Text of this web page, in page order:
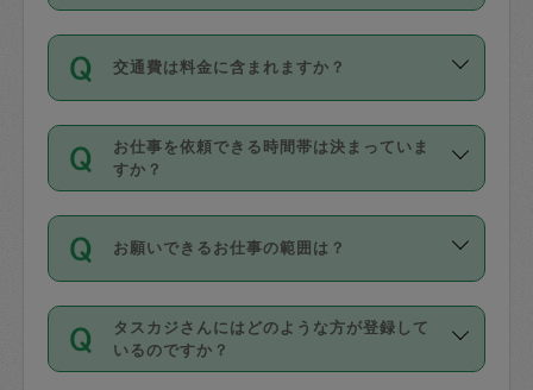
がっていく仕組みになっています。
Diners Club）のみとなります。
を行う際にご入力ください。プロフィー
ル登録時にはご入力いただかなくても大
丈夫です。
デビットカード・プリペイドカード（Vプ
リカ、au WALLETなど）は支払にはご利
銀行振込や現金払いも対応していませ
なお、タスカジさんの交通費も、依頼料
金のご請求と合わせてお支払いとなりま
依頼には「スポット」と「定期（毎週｜
隔週）」があり、「定期」の依頼は「ス
ポット」よりお得な料金でご利用できま
す。
定期の最低利用回数は設けていない代わ
りに、一定数を超えたキャンセルは有償
（例：毎週定期の場合は３回以上のキャ
ンセルが有償（1200円、隔週定期の場合
は２回以上のキャンセルが有償（1200
交通費は料金に含まれますか？
交通費は依頼料金とは別途発生し、依頼
料金のご請求と合わせてお支払いとなり
ます。交通費の金額は「依頼の詳細」に
お仕事を依頼できる時間帯は決まっていま
すか？
時間帯は3種類あります。いずれも１回あ
たり３時間です。
・ＡＭ ９時～１２時
・ＰＭ １３時～１６時
・夜 １８時～２１時
お願いできるお仕事の範囲は？
掃除、整理収納、洗濯、買い物、料理、
作り置きです。タスカジさんによってで
きる仕事の範囲が異なりますので、依頼
タスカジさんにはどのような方が登録して
いるのですか？